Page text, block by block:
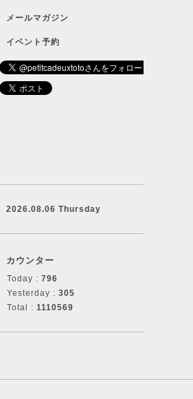
メールマガジン
イベント予約
2026.08.06 Thursday
カウンター
Today : 796
Yesterday : 305
Total : 1110569